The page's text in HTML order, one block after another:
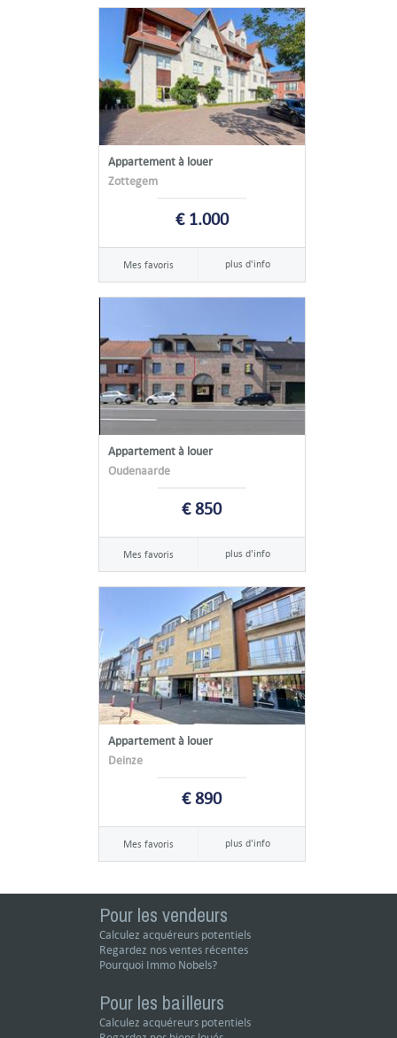
Appartement à louer
Zottegem
€ 1.000
Mes favoris plus d'info
Appartement à louer
Oudenaarde
€ 850
Mes favoris plus d'info
Appartement à louer
Deinze
€ 890
Mes favoris plus d'info
Pour les vendeurs
Calculez acquéreurs potentiels
Regardez nos ventes récentes
Pourquoi Immo Nobels?
Pour les bailleurs
Calculez acquéreurs potentiels